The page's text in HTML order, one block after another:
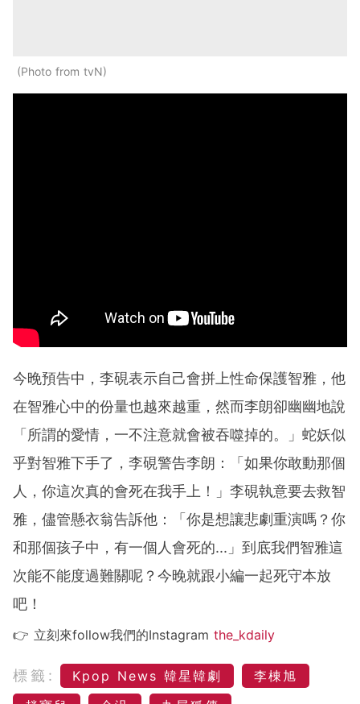
Photo from tvN
今晚預告中，李硯表示自己會拼上性命保護智雅，他
在智雅心中的份量也越來越重，然而李朗卻幽幽地說
「所謂的愛情，一不注意就會被吞噬掉的。」蛇妖似
乎對智雅下手了，李硯警告李朗：「如果你敢動那個
人，你這次真的會死在我手上！」李硯執意要去救智
雅，儘管懸衣翁告訴他：「你是想讓悲劇重演嗎？你
和那個孩子中，有一個人會死的...」到底我們智雅這
次能不能度過難關呢？今晚就跟小編一起死守本放
吧！
👉 立刻來follow我們的Instagram the_kdaily
標籤: Kpop News 韓星韓劇
李棟旭